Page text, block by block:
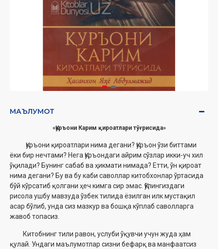
МАЪЛУМОТ
«Қуръони Карим қироатлари тўғрисида»
Қуръони қироатлари нима дегани? Қуръон ўзи биттами
ёки бир нечтами? Нега Қуръондаги айрим сўзлар икки-уч хил
ўқилади? Бунинг сабаб ва ҳикмати нимада? Етти, ўн қироат
нима дегани? Бу ва бу каби саволлар китобхонлар ўртасида
бўй кўрсатиб қолгани ҳеч кимга сир эмас. Қўлингиздаги
рисола ушбу мавзуда ўзбек тилида ёзилган илк мустақил
асар бўлиб, унда сиз мазкур ва бошқа кўплаб саволларга
жавоб топасиз.
Китобнинг тили равон, услуби ўқувчи учун жуда ҳам
қулай. Ундаги маълумотлар сизни бефарқ ва манфаатсиз